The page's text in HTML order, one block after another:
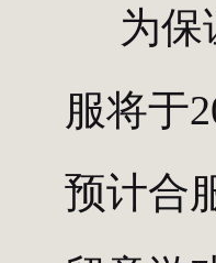
为保
服将于
预计合